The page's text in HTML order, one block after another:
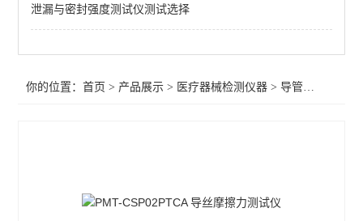
牙种植体抗紧固扭矩测试仪
接骨螺钉性能测试仪
泄漏与密封强度测试仪测试选择
你的位置：首页 > 产品展示 > 医疗器械检测仪器 >导管摩擦滑动性能测试仪器